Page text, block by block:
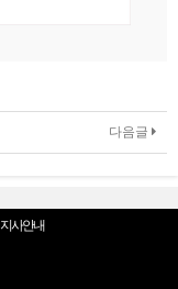
다음글
지사안내